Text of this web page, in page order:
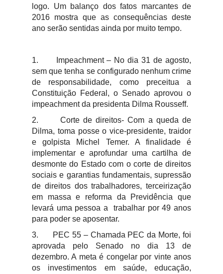
logo. Um balanço dos fatos marcantes de
2016 mostra que as consequências deste
ano serão sentidas ainda por muito tempo.
1.
Impeachment – No dia 31 de agosto,
sem que tenha se configurado nenhum crime
de responsabilidade, como preceitua a
Constituição Federal, o Senado aprovou o
impeachment da presidenta Dilma Rousseff.
2. Corte de direitos- Com a queda de
Dilma, toma posse o vice-presidente, traidor
e golpista Michel Temer. A finalidade é
implementar e aprofundar uma cartilha de
desmonte do Estado com o corte de direitos
sociais e garantias fundamentais, supressão
de direitos dos trabalhadores, terceirização
em massa e reforma da Previdência que
levará uma pessoa a trabalhar por 49 anos
para poder se aposentar.
3.
PEC 55 – Chamada PEC da Morte, foi
aprovada pelo Senado no dia 13 de
dezembro. A meta é congelar por vinte anos
os investimentos em saúde, educação,